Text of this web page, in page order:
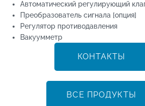
Автоматический регулирующий
Преобразователь сигнала [опция]
Регулятор противодавления
Вакуумметр
КОНТАКТЫ
ВСЕ ПРОДУКТЫ